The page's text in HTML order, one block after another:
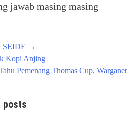
jawab masing masing
SEIDE →
Kopi Anjing
Pemenang Thomas Cup, Warganet
posts